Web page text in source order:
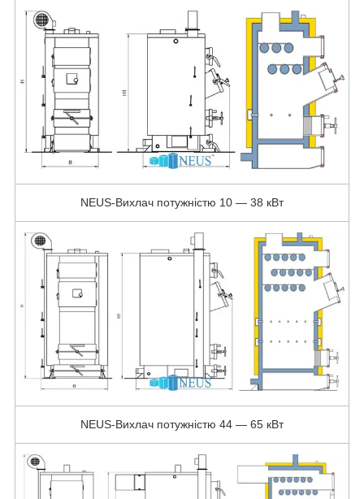
NEUS-Вихлач потужністю 10 — 38 кВт
NEUS-Вихлач потужністю 44 — 65 кВт